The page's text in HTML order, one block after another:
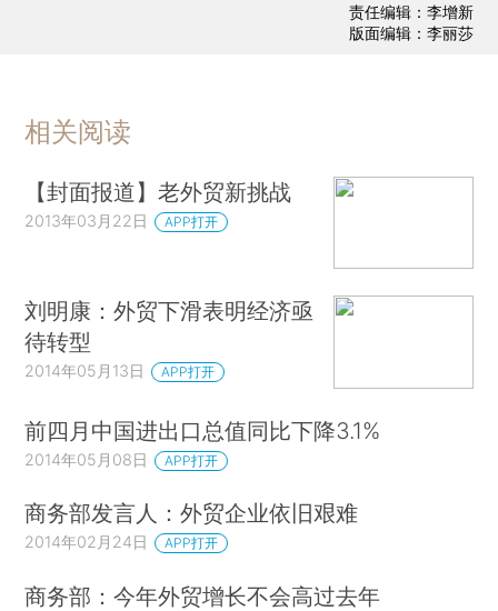
责任编辑：李增新
版面编辑：李丽莎
相关阅读
【封面报道】老外贸新挑战
2013年03月22日 APP打开
刘明康：外贸下滑表明经济亟
待转型
2014年05月13日 APP打开
前四月中国进出口总值同比下降3.1%
2014年05月08日 APP打开
商务部发言人：外贸企业依旧艰难
2014年02月24日 APP打开
商务部：今年外贸增长不会高过去年